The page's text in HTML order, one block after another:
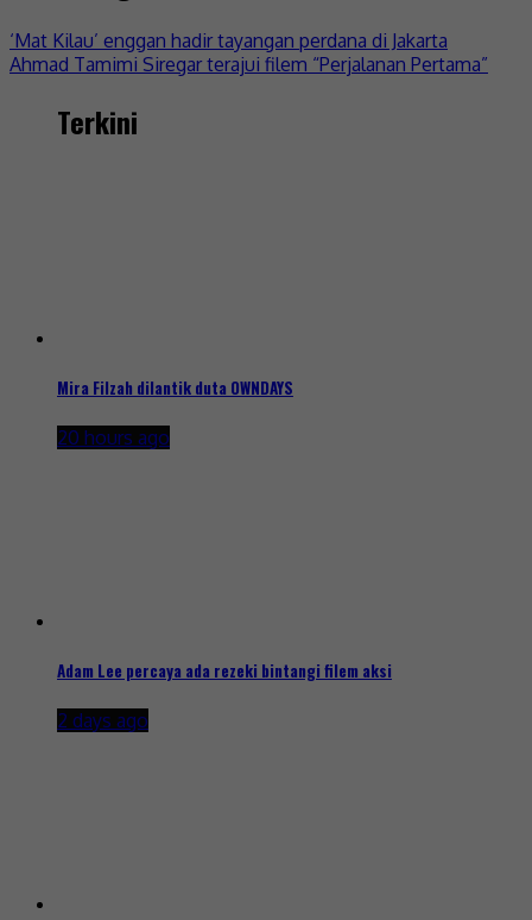
‘Mat Kilau’ enggan hadir tayangan perdana di Jakarta
Ahmad Tamimi Siregar terajui filem “Perjalanan Pertama”
Terkini
Mira Filzah dilantik duta OWNDAYS
20 hours ago
Adam Lee percaya ada rezeki bintangi filem aksi
2 days ago